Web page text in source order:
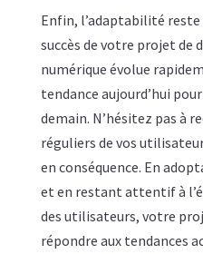
Enfin, l’adaptabilité
succès de votre projet de
numérique évolue
tendance aujourd’hui
demain. N’hésitez pas à
réguliers de vos
en conséquence. En
et en restant attentif à
des utilisateurs, votre
répondre aux tendances